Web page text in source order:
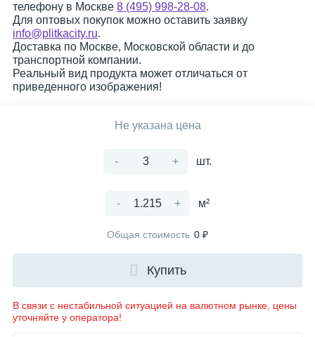
телефону в Москве 8 (495) 998-28-08.
Для оптовых покупок можно оставить заявку
info@plitkacity.ru.
Доставка по Москве, Московской области и до
транспортной компании.
Реальный вид продукта может отличаться от
приведенного изображения!
Не указана цена
- + шт.
- + м²
Общая стоимость 0 ₽
Купить
В связи с нестабильной ситуацией на валютном рынке, цены
уточняйте у оператора!